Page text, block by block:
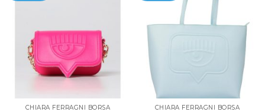
CHIARA FERRAGNI BORSA CHIARA FERRAGNI BORSA